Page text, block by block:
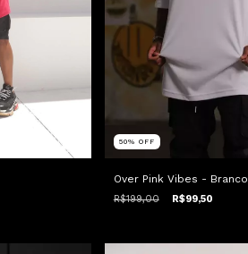
50% OFF
Over Pink Vibes - Branco
R$199,00 R$99,50